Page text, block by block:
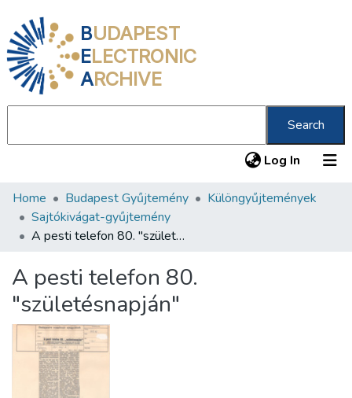
BUDAPEST
ELECTRONIC
ARCHIVE
Search
Log In (current)
Communities & Collections
All of DSpace
About us
Home Budapest Gyűjtemény
Különgyűjtemények
Sajtókivágat-gyűjtemény
A pesti telefon 80. "születésnapján"
A pesti telefon 80.
"születésnapján"